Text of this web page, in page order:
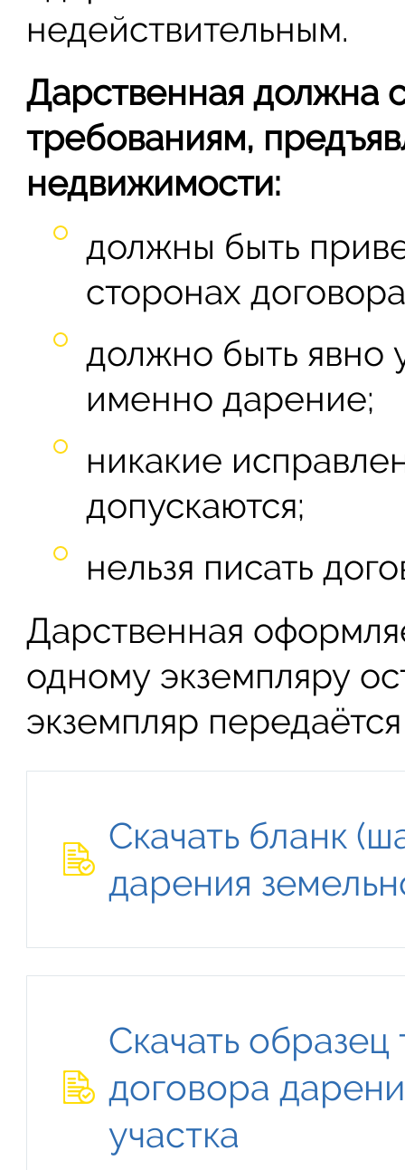
недействительным.
Дарственная должна
требованиям,
недвижимости:
должны быть
сторонах
должно быть явно
именно дарение;
никакие
допускаются;
нельзя писать
Дарственная
одному экземпляру
экземпляр
Скачать бланк
дарения
Скачать образец
договора
участка